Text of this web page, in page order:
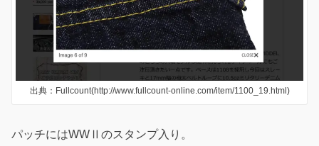
出典：Fullcount(http://www.fullcount-online.com/item/1100_19.html)
パッチにはWWⅡのスタンプ入り。